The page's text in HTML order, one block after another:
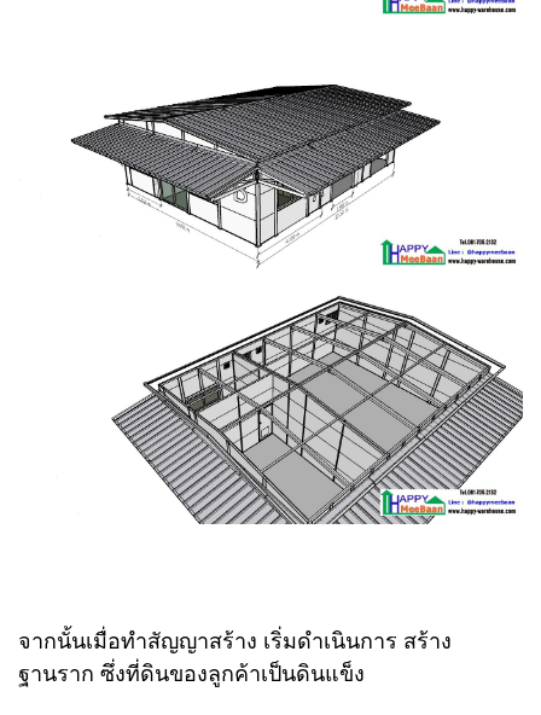
จากนั้นเมื่อทำสัญญาสร้าง เริ่มดำเนินการ สร้าง
ฐานราก ซึ่งที่ดินของลูกค้าเป็นดินแข็ง